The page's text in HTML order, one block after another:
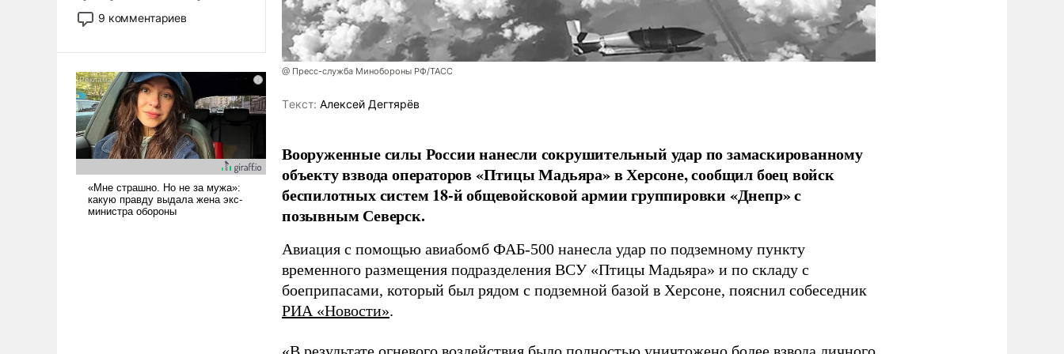
двигаемся по пути
революционных изменений.
псевдонаучной фантастики,
стало всерьез обсуждаемой
идеей.
9 комментариев
@ Пресс-служба Минобороны РФ/ТАСС
Tекст: Алексей Дегтярёв
Вооруженные силы России нанесли сокрушительный удар по замаскированному
объекту взвода операторов «Птицы Мадьяра» в Херсоне, сообщил боец войск
беспилотных систем 18-й общевойсковой армии группировки «Днепр» с
позывным Северск.
Авиация с помощью авиабомб ФАБ-500 нанесла удар по подземному пункту
временного размещения подразделения ВСУ «Птицы Мадьяра» и по складу с
боеприпасами, который был рядом с подземной базой в Херсоне, пояснил собеседник
РИА «Новости».